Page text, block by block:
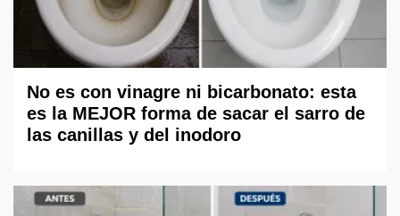
No es con vinagre ni bicarbonato: esta
es la MEJOR forma de sacar el sarro de
las canillas y del inodoro